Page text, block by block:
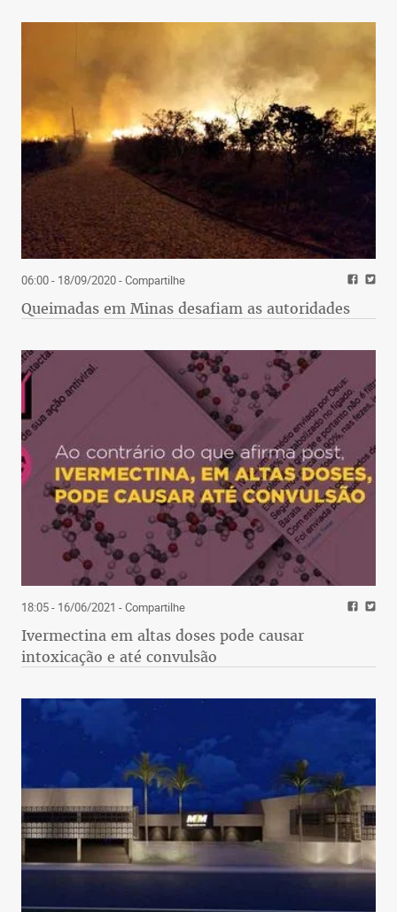
06:00 - 18/09/2020- Compartilhe
Queimadas em Minas desafiam as autoridades
18:05 - 16/06/2021 - Compartilhe
Ivermectina em altas doses pode causar
intoxicação e até convulsão